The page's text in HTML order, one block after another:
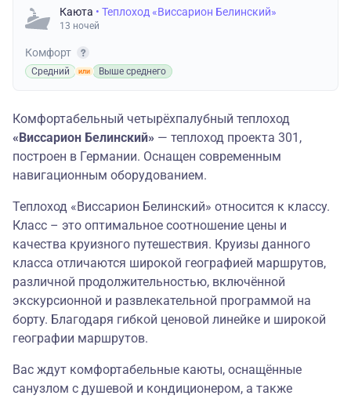
Каюта • Теплоход «Виссарион Белинский»
13 ночей
Комфорт
Средний Выше среднего
Комфортабельный четырёхпалубный теплоход
«Виссарион Белинский» — теплоход проекта 301,
построен в Германии. Оснащен современным
навигационным оборудованием.
Теплоход «Виссарион Белинский» относится к классу.
Класс – это оптимальное соотношение цены и
качества круизного путешествия. Круизы данного
класса отличаются широкой географией маршрутов,
различной продолжительностью, включённой
экскурсионной и развлекательной программой на
борту. Благодаря гибкой ценовой линейке и широкой
географии маршрутов.
Вас ждут комфортабельные каюты, оснащённые
санузлом с душевой и кондиционером, а также